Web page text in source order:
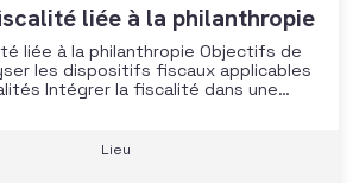
liée à la philanthropie
liée à la philanthropie Objectifs de
les dispositifs fiscaux applicables
Intégrer la fiscalité dans une
un arbitrage juridique
Comprendre les régimes
Lieu